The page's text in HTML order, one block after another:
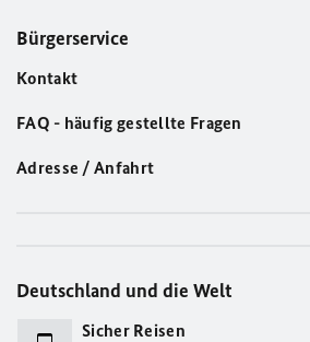
Bürgerservice
Kontakt
FAQ - häufig gestellte Fragen
Adresse / Anfahrt
Deutschland und die Welt
Sicher Reisen